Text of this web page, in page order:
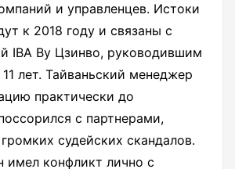
и управленцев. Истоки
к 2018 году и связаны с
IBA Ву Цзинво, руководившим
лет. Тайваньский менеджер
практически до
с партнерами,
судейских скандалов.
имел конфликт лично с